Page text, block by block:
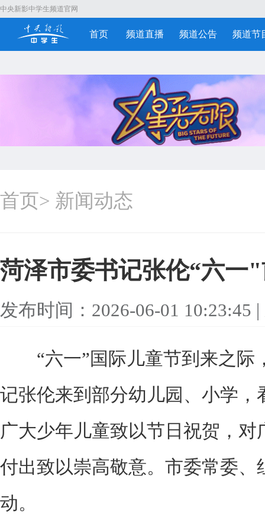
中央新影中学生频道官网
首页 频道直播 频道公告 频道节
首页> 新闻动态
菏泽市委书记张伦“六一
发布时间：2026-06-01 10:23:45
“六一”国际儿童节到来之际
记张伦来到部分幼儿园、小学，
广大少年儿童致以节日祝贺，
付出致以崇高敬意。市委常委、
动。